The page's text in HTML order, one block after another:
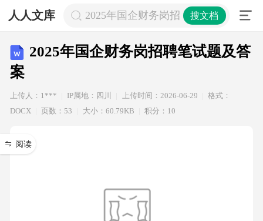
人人文库 2025年国企财务岗招聘笔试题及答案
搜文档
2025年国企财务岗招聘笔试题及答
案
上传人：1*** IP属地：四川 上传时间：2026-06-29
格式：
DOCX
页数：53 大小：60.79KB 积分：10
阅读